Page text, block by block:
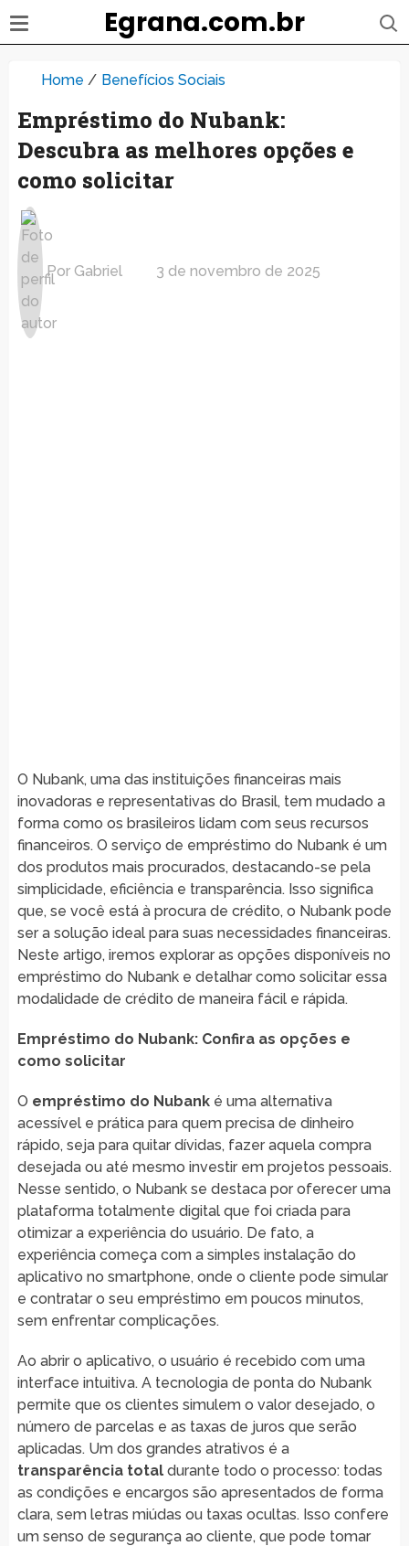
Egrana.com.br
Home / Benefícios Sociais
Empréstimo do Nubank:
Descubra as melhores opções e
como solicitar
Por Gabriel 3 de novembro de 2025
O Nubank, uma das instituições financeiras mais
inovadoras e representativas do Brasil, tem mudado a
forma como os brasileiros lidam com seus recursos
financeiros. O serviço de empréstimo do Nubank é um
dos produtos mais procurados, destacando-se pela
simplicidade, eficiência e transparência. Isso significa
que, se você está à procura de crédito, o Nubank pode
ser a solução ideal para suas necessidades financeiras.
Neste artigo, iremos explorar as opções disponíveis no
empréstimo do Nubank e detalhar como solicitar essa
modalidade de crédito de maneira fácil e rápida.
Empréstimo do Nubank: Confira as opções e
como solicitar
O empréstimo do Nubanké uma alternativa
acessível e prática para quem precisa de dinheiro
rápido, seja para quitar dívidas, fazer aquela compra
desejada ou até mesmo investir em projetos pessoais.
Nesse sentido, o Nubank se destaca por oferecer uma
plataforma totalmente digital que foi criada para
otimizar a experiência do usuário. De fato, a
experiência começa com a simples instalação do
aplicativo no smartphone, onde o cliente pode simular
e contratar o seu empréstimo em poucos minutos,
sem enfrentar complicações.
Ao abrir o aplicativo, o usuário é recebido com uma
interface intuitiva. A tecnologia de ponta do Nubank
permite que os clientes simulem o valor desejado, o
número de parcelas e as taxas de juros que serão
aplicadas. Um dos grandes atrativos é a
transparência totaldurante todo o processo: todas
as condições e encargos são apresentados de forma
clara, sem letras miúdas ou taxas ocultas. Isso confere
um senso de segurança ao cliente, que pode tomar